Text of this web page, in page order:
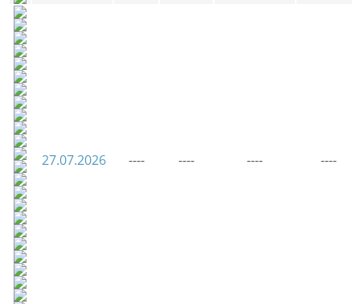
27.07.2026 ---- ---- ---- ----